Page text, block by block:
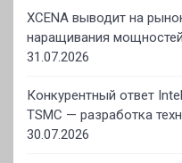
XCENA выводит на
наращивания
31.07.2026
Конкурентный ответ
TSMC — разработка
30.07.2026